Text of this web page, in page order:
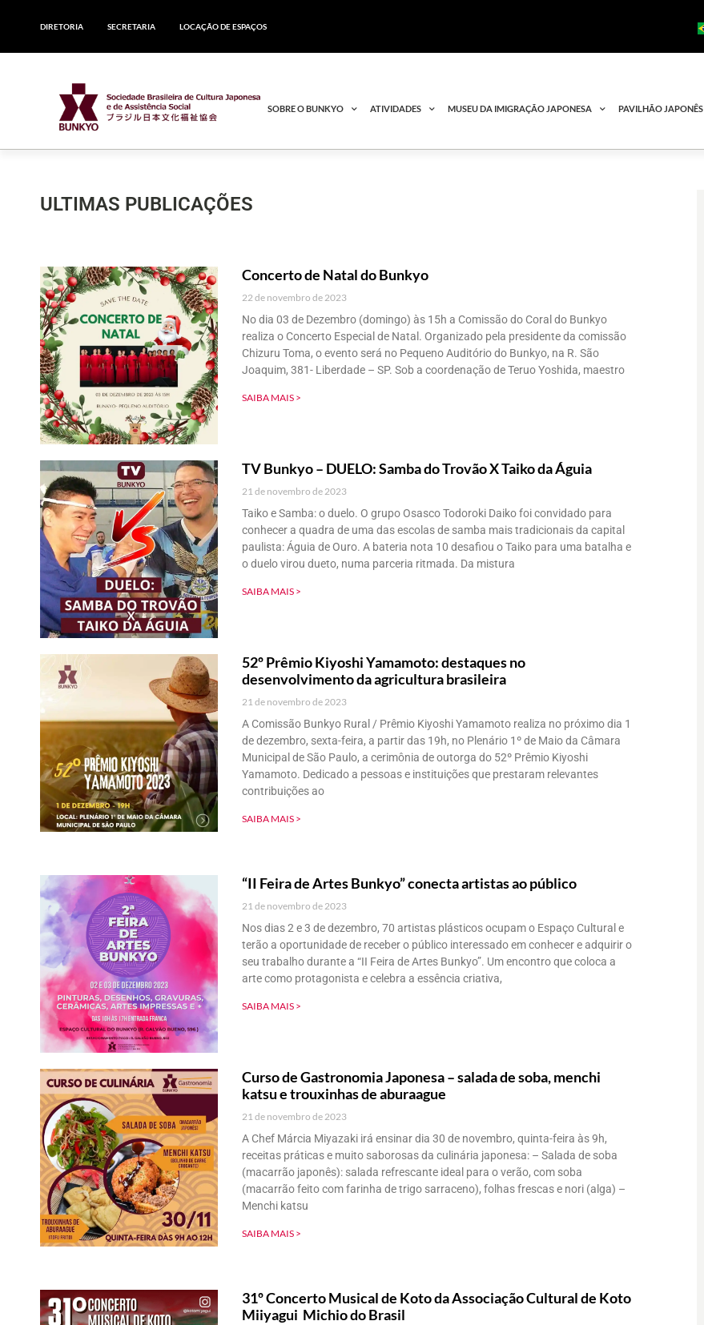
DIRETORIA SECRETARIA LOCAÇÃO DE ESPAÇOS
SOBRE O BUNKYO ATIVIDADES MUSEU DA IMIGRAÇÃO JAPONESA PAVILHÃO JAPONÊS
ULTIMAS PUBLICAÇÕES
Concerto de Natal do Bunkyo
22 de novembro de 2023
No dia 03 de Dezembro (domingo) às 15h a Comissão do Coral do Bunkyo
realiza o Concerto Especial de Natal. Organizado pela presidente da comissão
Chizuru Toma, o evento será no Pequeno Auditório do Bunkyo, na R. São
Joaquim, 381- Liberdade – SP. Sob a coordenação de Teruo Yoshida, maestro
SAIBA MAIS >
TV Bunkyo – DUELO: Samba do Trovão X Taiko da Águia
21 de novembro de 2023
Taiko e Samba: o duelo. O grupo Osasco Todoroki Daiko foi convidado para
conhecer a quadra de uma das escolas de samba mais tradicionais da capital
paulista: Águia de Ouro. A bateria nota 10 desafiou o Taiko para uma batalha e
o duelo virou dueto, numa parceria ritmada. Da mistura
SAIBA MAIS >
52º Prêmio Kiyoshi Yamamoto: destaques no
desenvolvimento da agricultura brasileira
21 de novembro de 2023
A Comissão Bunkyo Rural / Prêmio Kiyoshi Yamamoto realiza no próximo dia 1
de dezembro, sexta-feira, a partir das 19h, no Plenário 1º de Maio da Câmara
Municipal de São Paulo, a cerimônia de outorga do 52º Prêmio Kiyoshi
Yamamoto. Dedicado a pessoas e instituições que prestaram relevantes
contribuições ao
SAIBA MAIS >
“II Feira de Artes Bunkyo” conecta artistas ao público
21 de novembro de 2023
Nos dias 2 e 3 de dezembro, 70 artistas plásticos ocupam o Espaço Cultural e
terão a oportunidade de receber o público interessado em conhecer e adquirir o
seu trabalho durante a “II Feira de Artes Bunkyo”. Um encontro que coloca a
arte como protagonista e celebra a essência criativa,
SAIBA MAIS >
Curso de Gastronomia Japonesa – salada de soba, menchi
katsu e trouxinhas de aburaague
21 de novembro de 2023
A Chef Márcia Miyazaki irá ensinar dia 30 de novembro, quinta-feira às 9h,
receitas práticas e muito saborosas da culinária japonesa: – Salada de soba
(macarrão japonês): salada refrescante ideal para o verão, com soba
(macarrão feito com farinha de trigo sarraceno), folhas frescas e nori (alga) –
Menchi katsu
SAIBA MAIS >
31º Concerto Musical de Koto da Associação Cultural de Koto
Miiyagui Michio do Brasil